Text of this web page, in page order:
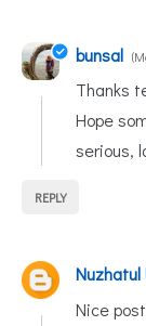
bunsal
Thanks
Hope
serious,
REPLY
Nuzhatul
Nice